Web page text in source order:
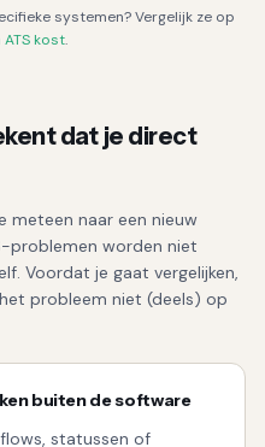
systemen? Vergelijk ze op
kost.
dat je direct
meteen naar een nieuw
problemen worden niet
Voordat je gaat vergelijken,
probleem niet (deels) op
buiten de software
statussen of